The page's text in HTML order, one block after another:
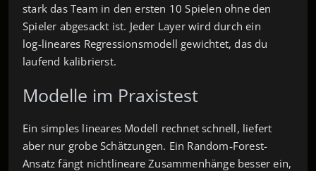
stark das Team in den ersten 10 Spielen ohne den
Spieler abgesackt ist. Jeder Layer wird durch ein
log‑lineares Regressionsmodell gewichtet, das du
laufend kalibrierst.
Modelle im Praxistest
Ein simples lineares Modell rechnet schnell, liefert
aber nur grobe Schätzungen. Ein Random‑Forest-
Ansatz fängt nichtlineare Zusammenhänge besser ein,